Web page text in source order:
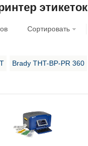
этикеток
Сортировать
Brady THT-BP-PR 360